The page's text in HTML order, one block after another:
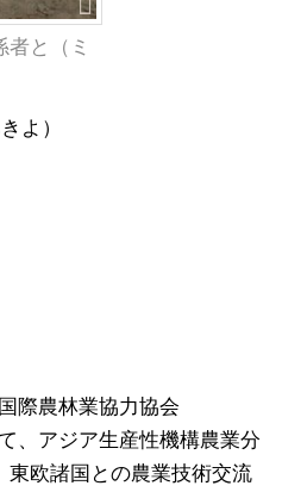
者と（ミ
よ）
際農林業協力協会
、アジア生産性機構農業分
東欧諸国との農業技術交流